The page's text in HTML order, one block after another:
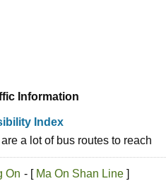
Information
Index
a lot of bus routes to reach
On - [ Ma On Shan Line ]